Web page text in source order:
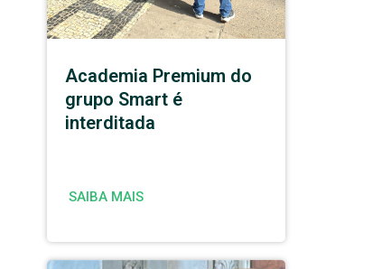
Academia Premium do
grupo Smart é
interditada
SAIBA MAIS